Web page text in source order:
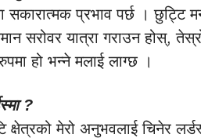
सकारात्मक प्रभाव पर्छ । छुट्टि
सरोवर यात्रा गराउन होस्,
हो भन्ने मलाई लाग्छ ।
?
क्षेत्रको मेरो अनुभवलाई चिनेर